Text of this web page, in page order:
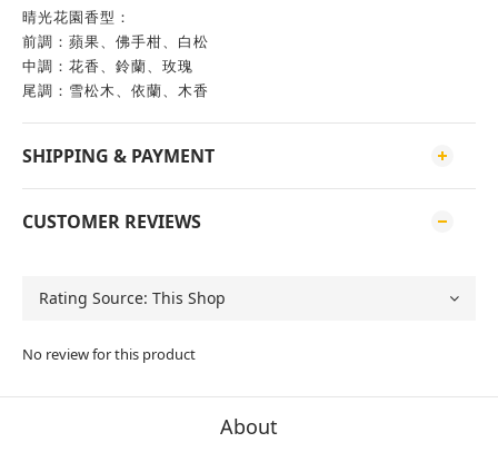
晴光花園香型：
前調：蘋果、佛手柑、白松
中調：花香、鈴蘭、玫瑰
尾調：雪松木、依蘭、木香
SHIPPING & PAYMENT
CUSTOMER REVIEWS
No review for this product
About